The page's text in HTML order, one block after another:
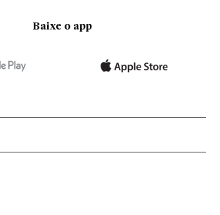
Baixe o app